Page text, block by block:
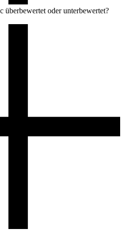
überbewertet oder unterbewertet?